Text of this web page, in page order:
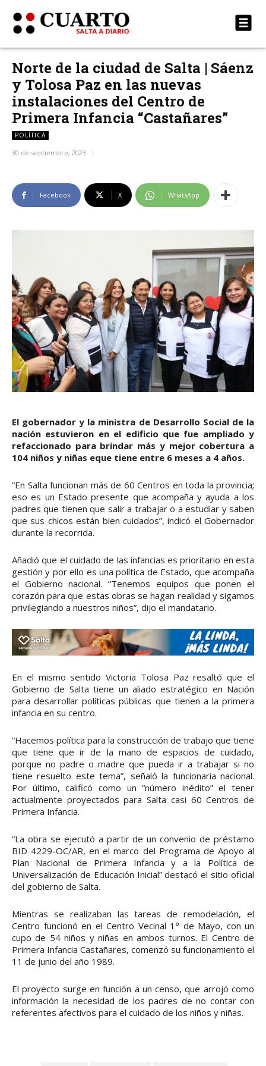
Norte de la ciudad de Salta | Sáenz
y Tolosa Paz en las nuevas
instalaciones del Centro de
Primera Infancia “Castañares”
POLÍTICA
30 de septiembre, 2023
Facebook X WhatsApp
El gobernador y la ministra de Desarrollo Social de la
nación estuvieron en el edificio que fue ampliado y
refaccionado para brindar más y mejor cobertura a
104 niños y niñas eque tiene entre 6 meses a 4 años.
“En Salta funcionan más de 60 Centros en toda la provincia;
eso es un Estado presente que acompaña y ayuda a los
padres que tienen que salir a trabajar o a estudiar y saben
que sus chicos están bien cuidados”, indicó el Gobernador
durante la recorrida.
Añadió que el cuidado de las infancias es prioritario en esta
gestión y por ello es una política de Estado, que acompaña
el Gobierno nacional. “Tenemos equipos que ponen el
corazón para que estas obras se hagan realidad y sigamos
privilegiando a nuestros niños”, dijo el mandatario.
En el mismo sentido Victoria Tolosa Paz resaltó que el
Gobierno de Salta tiene un aliado estratégico en Nación
para desarrollar políticas públicas que tienen a la primera
infancia en su centro.
“Hacemos política para la construcción de trabajo que tiene
que tiene que ir de la mano de espacios de cuidado,
porque no padre o madre que pueda ir a trabajar si no
tiene resuelto este tema”, señaló la funcionaria nacional.
Por último, calificó como un “número inédito” el tener
actualmente proyectados para Salta casi 60 Centros de
Primera Infancia.
“La obra se ejecutó a partir de un convenio de préstamo
BID 4229-OC/AR, en el marco del Programa de Apoyo al
Plan Nacional de Primera Infancia y a la Política de
Universalización de Educación Inicial” destacó el sitio oficial
del gobierno de Salta.
Mientras se realizaban las tareas de remodelación, el
Centro funcionó en el Centro Vecinal 1° de Mayo, con un
cupo de 54 niños y niñas en ambos turnos. El Centro de
Primera Infancia Castañares, comenzó su funcionamiento el
11 de junio del año 1989.
El proyecto surge en función a un censo, que arrojó como
información la necesidad de los padres de no contar con
referentes afectivos para el cuidado de los niños y niñas.